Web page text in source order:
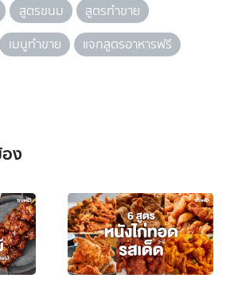
สูตรขนม
สูตรทำขาย
เมนูทำขาย
แจกสูตรอาหารฟรี
ง